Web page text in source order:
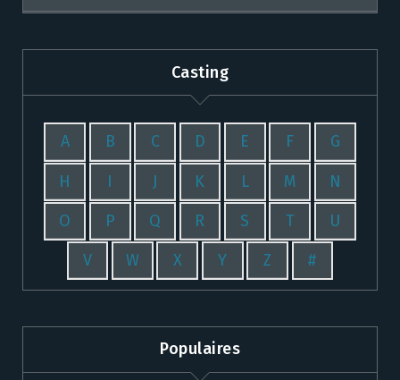
Casting
A B C D E F G
H I J K L M N
O P Q R S T U
V W X Y Z #
Populaires